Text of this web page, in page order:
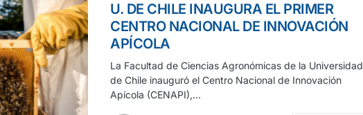
U. DE CHILE INAUGURA EL PRIMER
CENTRO NACIONAL DE INNOVACIÓN
APÍCOLA
La Facultad de Ciencias Agronómicas de la Universidad
de Chile inauguró el Centro Nacional de Innovación
Apícola (CENAPI),…